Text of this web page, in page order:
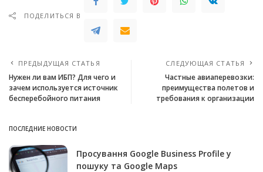
ПОДЕЛИТЬСЯ В
ПРЕДЫДУЩАЯ СТАТЬЯ
Нужен ли вам ИБП? Для чего и
зачем используется источник
бесперебойного питания
СЛЕДУЮЩАЯ СТАТЬЯ
Частные авиаперевозки:
преимущества полетов и
требования к организации
ПОСЛЕДНИЕ НОВОСТИ
Просування Google Business Profile у
пошуку та Google Maps